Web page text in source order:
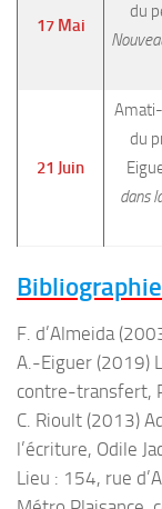
17 Mai
du
21 Juin
Amati-
du
dans
F. d’Almeida
A.-Eiguer (2019)
contre-transfert,
C. Rioult (2013)
l’écriture, Odile
Lieu : 154, rue